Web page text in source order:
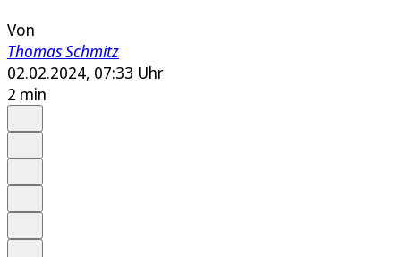
Von
Thomas Schmitz
02.02.2024, 07:33 Uhr
2 min